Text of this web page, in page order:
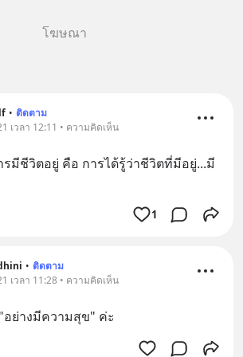
โฆษณา
• ติดตาม
เวลา 12:11 • ความคิดเห็น
มีชีวิตอยู่ คือ การได้รู้ว่าชีวิตที่มีอยู่...มี
1
• ติดตาม
เวลา 11:28 • ความคิดเห็น
ย่างมีความสุข" ค่ะ